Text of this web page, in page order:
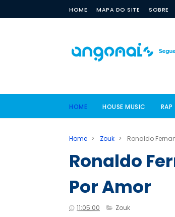
HOME MAPA DO SITE SOBRE
HOME HOUSE MUSIC RAP
Home > Zouk > Ronaldo
Ronaldo
Por Amor
11:05:00 Zouk